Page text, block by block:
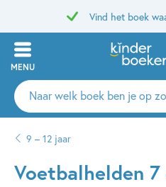
Vind het boek
MENU
Zoeken
naar
auteurs
uitgevers
9 – 12 jaar
Voetbalhelden 7